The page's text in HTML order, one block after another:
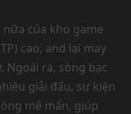
của kho game
cao, and lại may
Ngoài ra, sòng bạc
giải đấu, sự kiện
mê mẩn, giúp